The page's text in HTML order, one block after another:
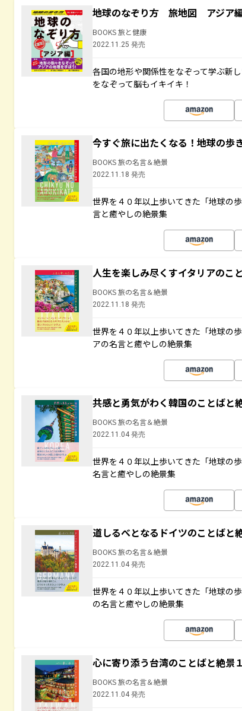
地球のなぞり方 旅地図 アジア
BOOKS 旅と健康
2022.11.25 発売
各国の地形や関係性をなぞって学ぶ新
をなぞって脳もイキイキ！
今すぐ旅に出たくなる！地球の歩
BOOKS 旅の名言＆絶景
2022.11.18 発売
世界を４０年以上歩いてきた「地球の
言と癒やしの絶景集
人生を楽しみ尽くすイタリアのこ
BOOKS 旅の名言＆絶景
2022.11.18 発売
世界を４０年以上歩いてきた「地球の
アの名言と癒やしの絶景集
共感と勇気がわく韓国のことばと
BOOKS 旅の名言＆絶景
2022.11.04 発売
世界を４０年以上歩いてきた「地球の
名言と癒やしの絶景集
道しるべとなるドイツのことばと
BOOKS 旅の名言＆絶景
2022.11.04 発売
世界を４０年以上歩いてきた「地球の
の名言と癒やしの絶景集
心に寄り添う台湾のことばと絶景
BOOKS 旅の名言＆絶景
2022.11.04 発売